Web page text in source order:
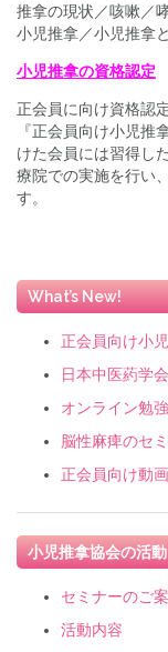
推拿の現状／咳嗽／
⼩児推拿／小児推拿
小児推拿の資格認定
正会員に向け資格認
『正会員向け小児推
けた会員には習得し
療院での実施を行い
す。
What’s New!
正会員向け小
日本中医葯学
オンライン勉
脳性麻痺のセ
正会員向け動
小児推拿協会の活動
セミナーのご
活動内容